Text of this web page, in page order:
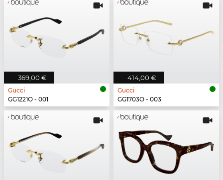
369,00 €
Gucci
GG1221O - 001
414,00 €
Gucci
GG1703O - 003